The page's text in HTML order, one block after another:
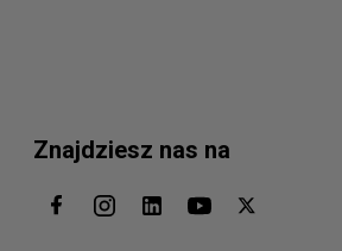
Znajdziesz nas na